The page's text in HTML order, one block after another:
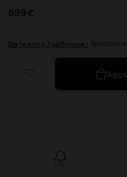
899€
Da te entro 3 settimane :